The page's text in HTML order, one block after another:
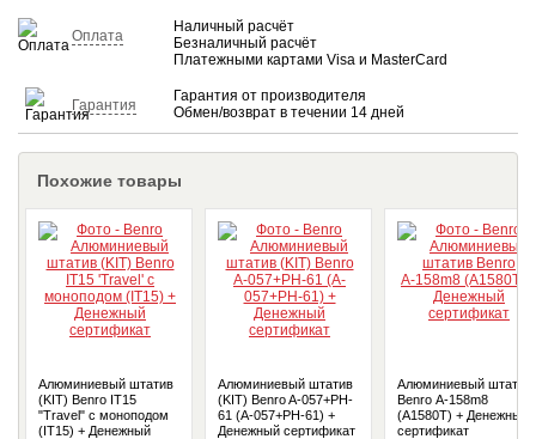
Оплата
Наличный расчёт
Безналичный расчёт
Платежными картами Visa и MasterCard
Гарантия
Гарантия от производителя
Обмен/возврат в течении 14 дней
Похожие товары
Алюминиевый штатив
(KIT) Benro IT15
"Travel" с моноподом
(IT15) + Денежный
Алюминиевый штатив
(KIT) Benro A-057+PH-
61 (A-057+PH-61) +
Денежный сертификат
Алюминиевый штатив
Benro А-158m8
(А1580T) + Денежный
сертификат